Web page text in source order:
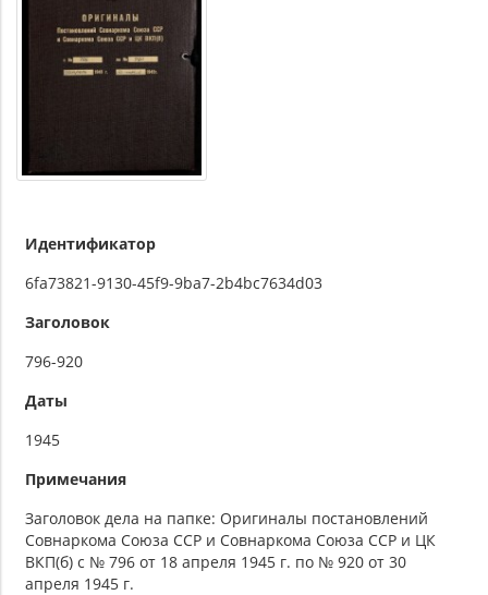
Идентификатор
6fa73821-9130-45f9-9ba7-2b4bc7634d03
Заголовок
796-920
Даты
1945
Примечания
Заголовок дела на папке: Оригиналы постановлений
Совнаркома Союза ССР и Совнаркома Союза ССР и ЦК
ВКП(б) с № 796 от 18 апреля 1945 г. по № 920 от 30
апреля 1945 г.